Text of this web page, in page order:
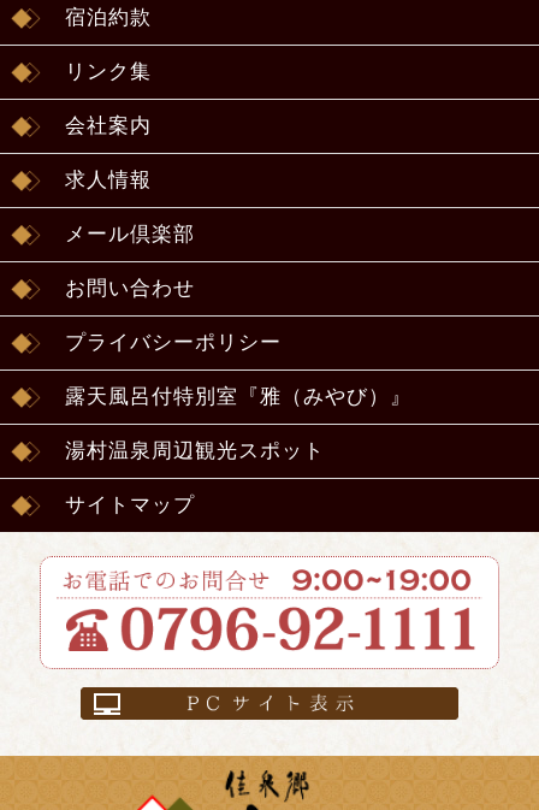
宿泊約款
リンク集
会社案内
求人情報
メール倶楽部
お問い合わせ
プライバシーポリシー
露天風呂付特別室『雅（みやび）』
湯村温泉周辺観光スポット
サイトマップ